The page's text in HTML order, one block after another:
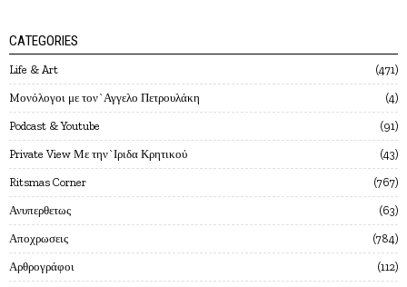
CATEGORIES
Life & Art 471
Mονόλογοι με τον`Αγγελο Πετρουλάκη 4
Podcast & Youtube 91
Private View Με την`Ιριδα Κρητικού 43
Ritsmas Corner 767
Ανυπερθετως 63
Αποχρωσεις 784
Αρθρογράφοι 112